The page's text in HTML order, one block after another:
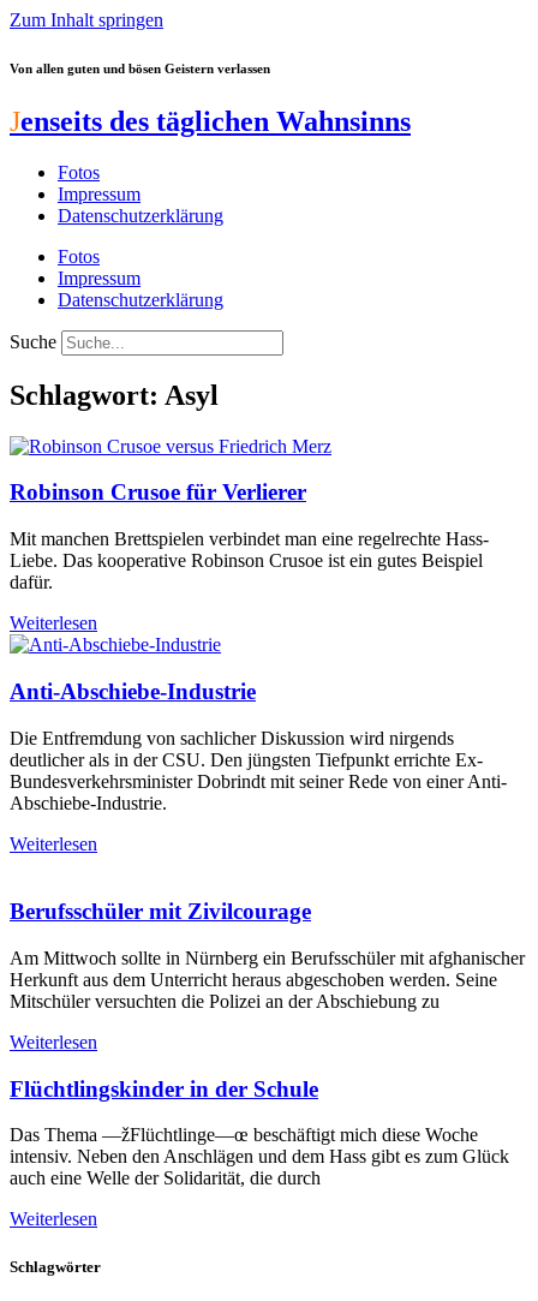
Zum Inhalt springen
Von allen guten und bösen Geistern verlassen
Jenseits des täglichen Wahnsinns
Fotos
Impressum
Datenschutzerklärung
Fotos
Impressum
Datenschutzerklärung
Suche
Schlagwort: Asyl
Robinson Crusoe für Verlierer
Mit manchen Brettspielen verbindet man eine regelrechte Hass-
Liebe. Das kooperative Robinson Crusoe ist ein gutes Beispiel
dafür.
Weiterlesen
Anti-Abschiebe-Industrie
Die Entfremdung von sachlicher Diskussion wird nirgends
deutlicher als in der CSU. Den jüngsten Tiefpunkt errichte Ex-
Bundesverkehrsminister Dobrindt mit seiner Rede von einer Anti-
Abschiebe-Industrie.
Weiterlesen
Berufsschüler mit Zivilcourage
Am Mittwoch sollte in Nürnberg ein Berufsschüler mit afghanischer
Herkunft aus dem Unterricht heraus abgeschoben werden. Seine
Mitschüler versuchten die Polizei an der Abschiebung zu
Weiterlesen
Flüchtlingskinder in der Schule
Das Thema —žFlüchtlinge—œ beschäftigt mich diese Woche
intensiv. Neben den Anschlägen und dem Hass gibt es zum Glück
auch eine Welle der Solidarität, die durch
Weiterlesen
Schlagwörter